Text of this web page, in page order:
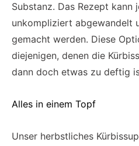
Substanz. Das Rezept kann
unkompliziert abgewandelt
gemacht werden. Diese
diejenigen, denen die
dann doch etwas zu deftig
Alles in einem Topf
Unser herbstliches